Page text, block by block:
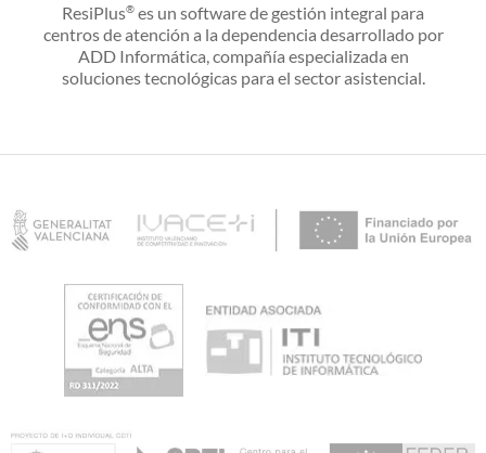
ResiPlus® es un software de gestión integral para
centros de atención a la dependencia desarrollado por
ADD Informática, compañía especializada en
soluciones tecnológicas para el sector asistencial.